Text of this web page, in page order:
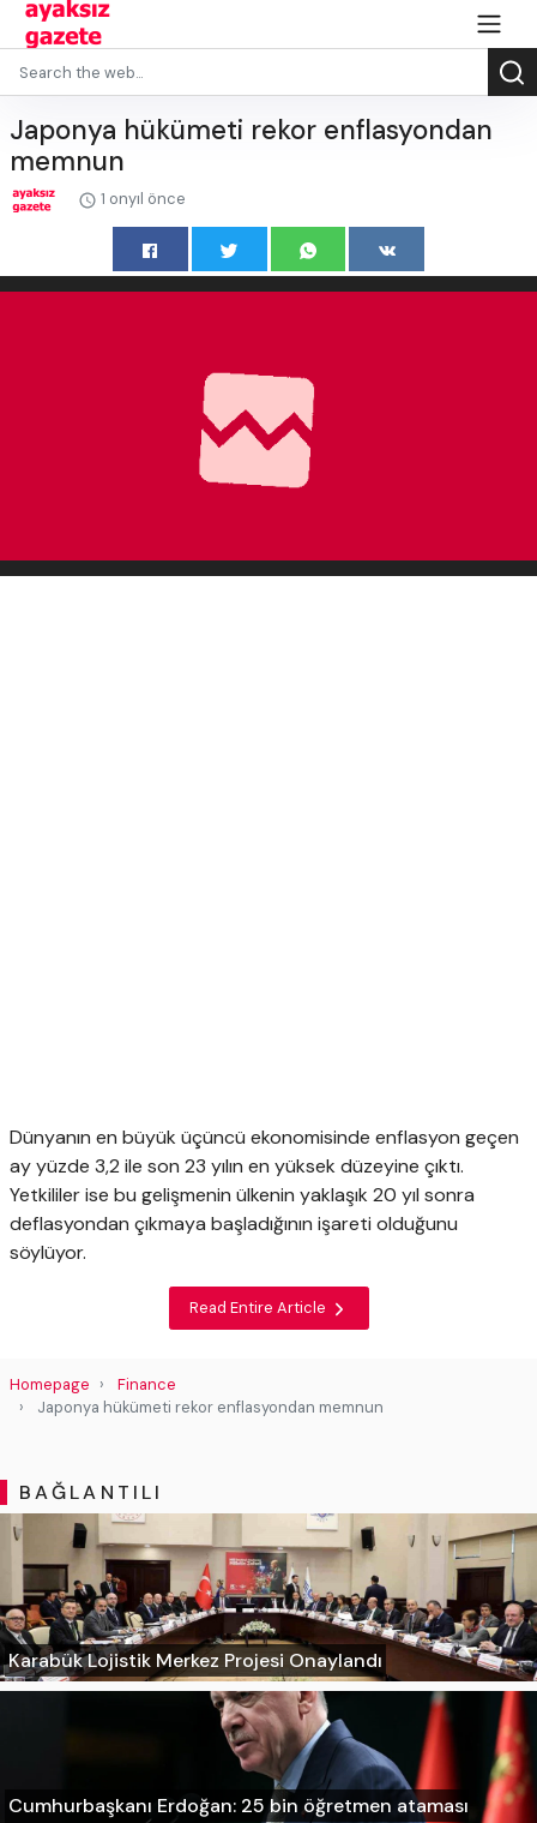
Japonya hükümeti rekor enflasyondan
memnun
1 onyıl önce
Dünyanın en büyük üçüncü ekonomisinde enflasyon geçen
ay yüzde 3,2 ile son 23 yılın en yüksek düzeyine çıktı.
Yetkililer ise bu gelişmenin ülkenin yaklaşık 20 yıl sonra
deflasyondan çıkmaya başladığının işareti olduğunu
söylüyor.
Read Entire Article
Homepage
Finance
Japonya hükümeti rekor enflasyondan memnun
BAĞLANTILI
Karabük Lojistik Merkez Projesi Onaylandı
Cumhurbaşkanı Erdoğan: 25 bin öğretmen ataması